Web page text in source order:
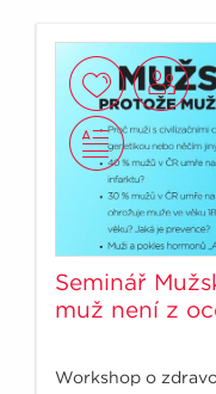
Seminář
muž není z
Workshop o